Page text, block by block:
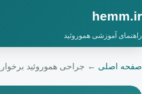
hemm.ir
راهنمای آموزشی هموروئید
صفحه اصلی ← جراحی هموروئید